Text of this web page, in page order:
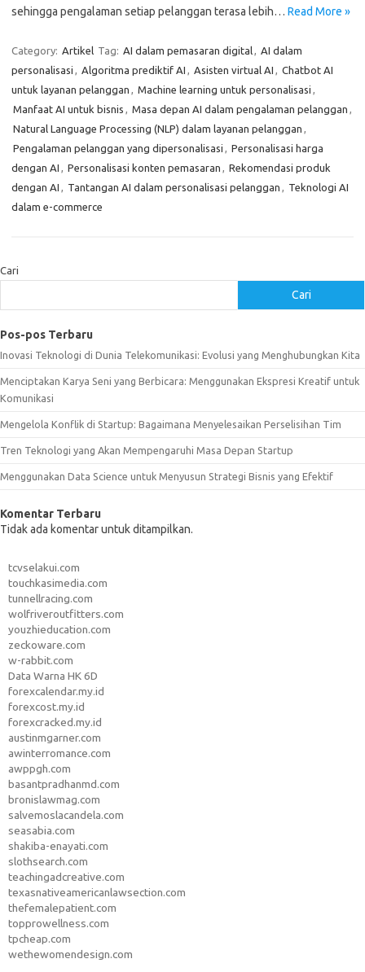
sehingga pengalaman setiap pelanggan terasa lebih… Read More »
Category: Artikel Tag: AI dalam pemasaran digital, AI dalam
personalisasi , Algoritma prediktif AI , Asisten virtual AI , Chatbot AI
untuk layanan pelanggan , Machine learning untuk personalisasi ,
Manfaat AI untuk bisnis , Masa depan AI dalam pengalaman pelanggan ,
Natural Language Processing (NLP) dalam layanan pelanggan ,
Pengalaman pelanggan yang dipersonalisasi , Personalisasi harga
dengan AI , Personalisasi konten pemasaran , Rekomendasi produk
dengan AI , Tantangan AI dalam personalisasi pelanggan , Teknologi AI
dalam e-commerce
Cari
Cari
Pos-pos Terbaru
Inovasi Teknologi di Dunia Telekomunikasi: Evolusi yang Menghubungkan Kita
Menciptakan Karya Seni yang Berbicara: Menggunakan Ekspresi Kreatif untuk
Komunikasi
Mengelola Konflik di Startup: Bagaimana Menyelesaikan Perselisihan Tim
Tren Teknologi yang Akan Mempengaruhi Masa Depan Startup
Menggunakan Data Science untuk Menyusun Strategi Bisnis yang Efektif
Komentar Terbaru
Tidak ada komentar untuk ditampilkan.
tcvselakui.com
touchkasimedia.com
tunnellracing.com
wolfriveroutfitters.com
youzhieducation.com
zeckoware.com
w-rabbit.com
Data Warna HK 6D
forexcalendar.my.id
forexcost.my.id
forexcracked.my.id
austinmgarner.com
awinterromance.com
awppgh.com
basantpradhanmd.com
bronislawmag.com
salvemoslacandela.com
seasabia.com
shakiba-enayati.com
slothsearch.com
teachingadcreative.com
texasnativeamericanlawsection.com
thefemalepatient.com
topprowellness.com
tpcheap.com
wethewomendesign.com